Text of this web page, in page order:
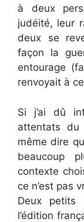
à deux
judéité, leur
deux se
façon la
entourage
renvoyait à
Si j’ai dû
attentats
même dire
beaucoup
contexte
ce n’est pas
Deux petits
l’édition